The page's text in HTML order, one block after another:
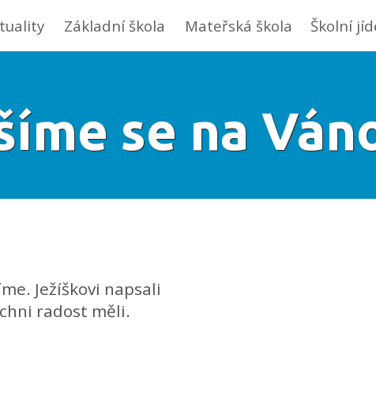
Základní škola Mateřská škola Školní
se na
Ježíškovi napsali
radost měli.